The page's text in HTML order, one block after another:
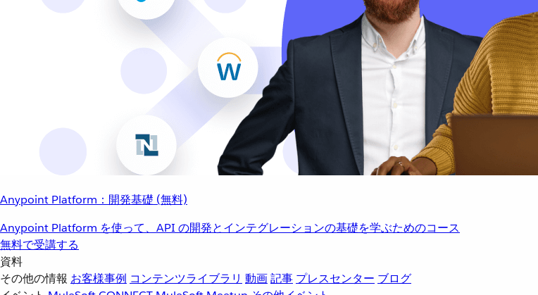
Anypoint Platform：開発基礎 (無料)
Anypoint Platform を使って、API の開発とインテグレーションの基礎を学ぶためのコース
無料で受講する
資料
その他の情報 お客様事例 コンテンツライブラリ 動画記事 プレスセンター ブログ